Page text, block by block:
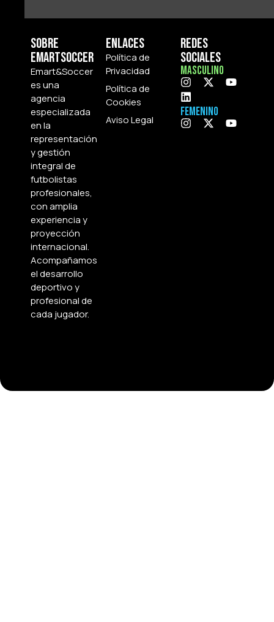
Sobre
Emartsoccer
Emart&Soccer
es una
agencia
especializada
en la
representación
y gestión
integral de
futbolistas
profesionales,
con amplia
experiencia y
proyección
internacional.
Acompañamos
el desarrollo
deportivo y
profesional de
cada jugador.
Enlaces
Política de
Privacidad
Política de
Cookies
Aviso Legal
Redes
Sociales
Masculino
Femenino